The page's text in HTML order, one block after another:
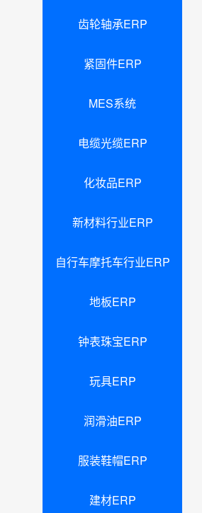
齿轮轴承ERP
紧固件ERP
MES系统
电缆光缆ERP
化妆品ERP
新材料行业ERP
自行车摩托车行业ERP
地板ERP
钟表珠宝ERP
玩具ERP
润滑油ERP
服装鞋帽ERP
建材ERP